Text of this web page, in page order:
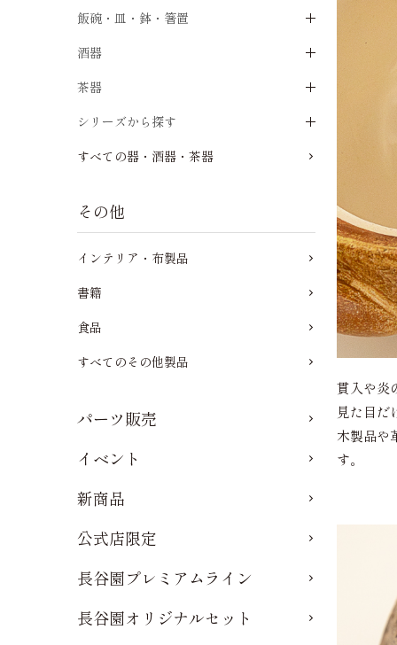
貫入や炎
見た目だ
木製品や
す。
飯碗・皿・鉢・箸置
酒器
茶器
シリーズから探す
すべての器・酒器・茶器
その他
インテリア・布製品
書籍
食品
すべてのその他製品
パーツ販売
イベント
新商品
公式店限定
長谷園プレミアムライン
長谷園オリジナルセット